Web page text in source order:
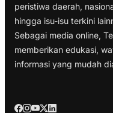
peristiwa daerah,
hingga isu-isu terkini
Sebagai media online,
memberikan edukasi,
informasi yang mudah